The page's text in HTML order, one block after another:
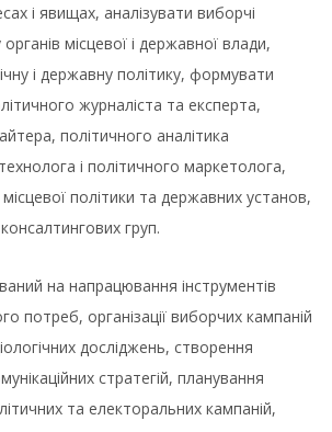
і явищах, аналізувати виборчі
місцевої і державної влади,
і державну політику, формувати
журналіста та експерта,
політичного аналітика
і політичного маркетолога,
місцевої політики та державних установ,
груп.
на напрацювання інструментів
потреб, організації виборчих кампаній
досліджень, створення
стратегій, планування
та електоральних кампаній,